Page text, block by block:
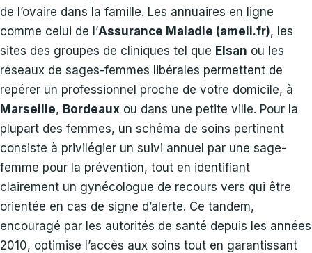
de l’ovaire dans la famille. Les annuaires en ligne
comme celui de l’Assurance Maladie (ameli.fr), les
sites des groupes de cliniques tel que Elsan ou les
réseaux de sages-femmes libérales permettent de
repérer un professionnel proche de votre domicile, à
Marseille, Bordeaux ou dans une petite ville. Pour la
plupart des femmes, un schéma de soins pertinent
consiste à privilégier un suivi annuel par une sage-
femme pour la prévention, tout en identifiant
clairement un gynécologue de recours vers qui être
orientée en cas de signe d’alerte. Ce tandem,
encouragé par les autorités de santé depuis les années
2010, optimise l’accès aux soins tout en garantissant